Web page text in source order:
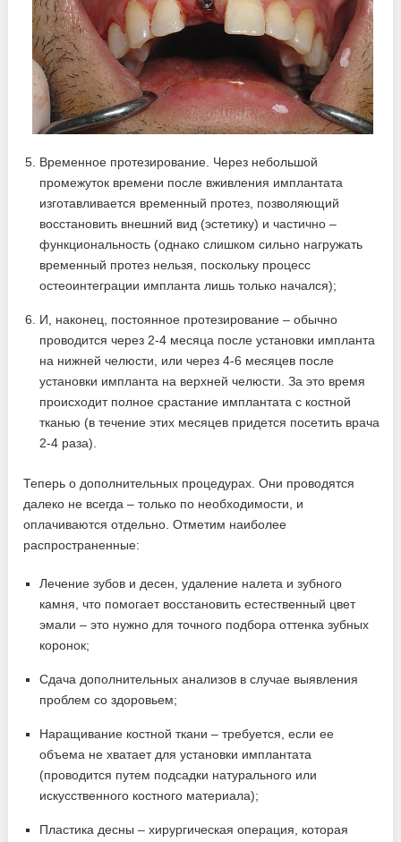
Временное протезирование. Через небольшой
промежуток времени после вживления имплантата
изготавливается временный протез, позволяющий
восстановить внешний вид (эстетику) и частично –
функциональность (однако слишком сильно нагружать
временный протез нельзя, поскольку процесс
остеоинтеграции импланта лишь только начался);
И, наконец, постоянное протезирование – обычно
проводится через 2-4 месяца после установки импланта
на нижней челюсти, или через 4-6 месяцев после
установки импланта на верхней челюсти. За это время
происходит полное срастание имплантата с костной
тканью (в течение этих месяцев придется посетить врача
2-4 раза).
Теперь о дополнительных процедурах. Они проводятся
далеко не всегда – только по необходимости, и
оплачиваются отдельно. Отметим наиболее
распространенные:
Лечение зубов и десен, удаление налета и зубного
камня, что помогает восстановить естественный цвет
эмали – это нужно для точного подбора оттенка зубных
коронок;
Сдача дополнительных анализов в случае выявления
проблем со здоровьем;
Наращивание костной ткани – требуется, если ее
объема не хватает для установки имплантата
(проводится путем подсадки натурального или
искусственного костного материала);
Пластика десны – хирургическая операция, которая